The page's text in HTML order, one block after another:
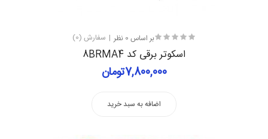
بر اساس 0 نظر سفارش (0)
اسکوتر برقی کد 8BRMA4
7,800,000تومان
اضافه به سبد خرید